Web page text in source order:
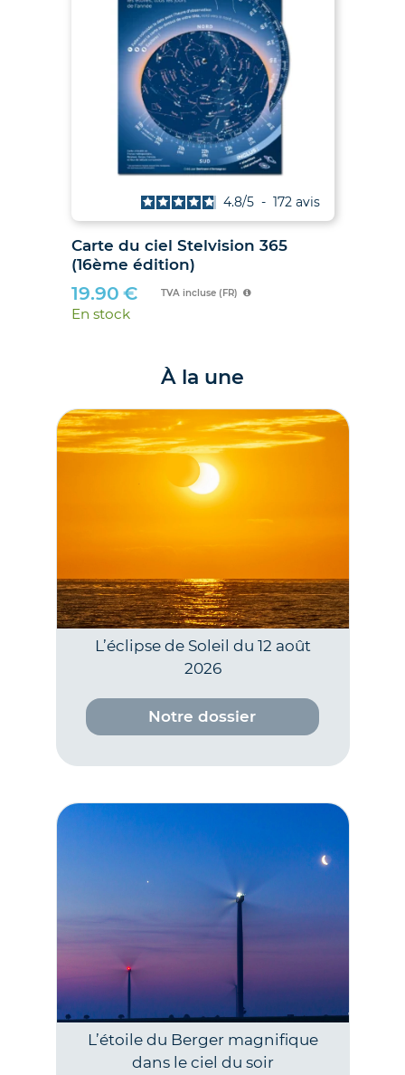
Carte du ciel Stelvision 365
(16ème édition)
4.8/5 - 172 avis
19.90 € TVA incluse (FR)
En stock
À la une
L’éclipse de Soleil du 12 août
2026
Notre dossier
L’étoile du Berger magnifique
dans le ciel du soir